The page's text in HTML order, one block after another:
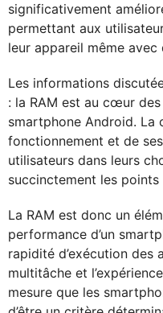
significativement
permettant aux
leur appareil même
Les informations
: la RAM est au cœur des
smartphone Android. La
fonctionnement et de
utilisateurs dans leurs
succinctement les points
La RAM est donc un
performance d’un
rapidité d’exécution des
multitâche et
mesure que les